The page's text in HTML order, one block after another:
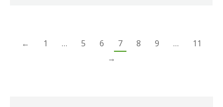
← 1 … 5 6 7 8 9 …
11
→